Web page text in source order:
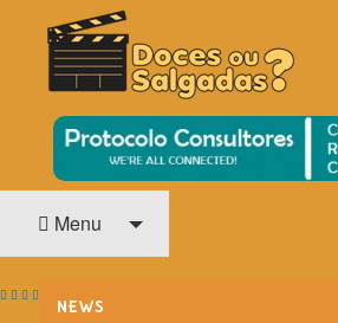
DOCES OU SALGADAS?
O Cinema? Uma Paixão!!
Menu
NEWS